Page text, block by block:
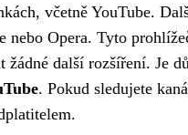
včetně YouTube.
nebo Opera. Tyto
žádné další rozšíření. Je
. Pokud sledujete